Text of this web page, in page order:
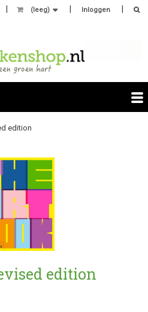
Inloggen
(leeg)
edition
edition